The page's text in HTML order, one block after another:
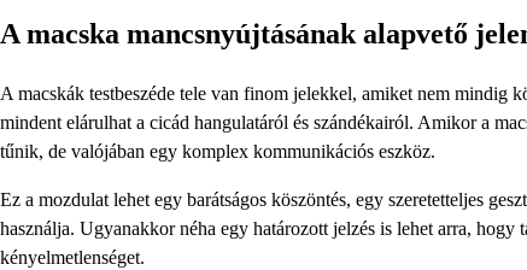
A macska mancsnyújtásának alapvető
A macskák testbeszéde tele van finom jelekkel, amiket nem
mindent elárulhat a cicád hangulatáról és szándékairól. Amikor a
tűnik, de valójában egy komplex kommunikációs eszköz.
Ez a mozdulat lehet egy barátságos köszöntés, egy szeretetteljes
használja. Ugyanakkor néha egy határozott jelzés is lehet arra,
kényelmetlenséget.